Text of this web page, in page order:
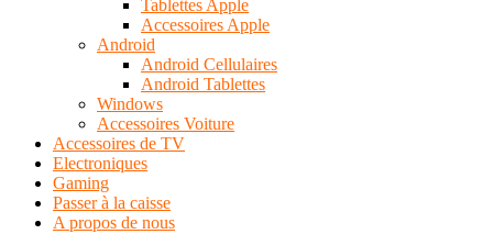
Tablettes Apple
Accessoires Apple
Android
Android Cellulaires
Android Tablettes
Windows
Accessoires Voiture
Accessoires de TV
Electroniques
Gaming
Passer à la caisse
A propos de nous